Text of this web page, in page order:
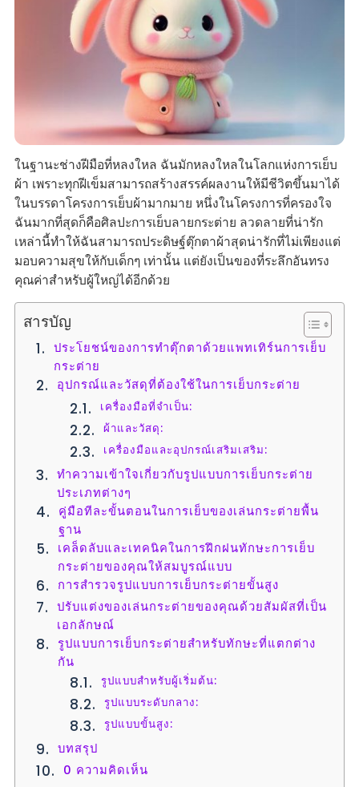
ในฐานะช่างฝีมือที่หลงใหล ฉันมักหลงใหลในโลกแห่งการเย็บ
ผ้า เพราะทุกฝีเข็มสามารถสร้างสรรค์ผลงานให้มีชีวิตขึ้นมาได้
ในบรรดาโครงการเย็บผ้ามากมาย หนึ่งในโครงการที่ครองใจ
ฉันมากที่สุดก็คือศิลปะการเย็บลายกระต่าย ลวดลายที่น่ารัก
เหล่านี้ทำให้ฉันสามารถประดิษฐ์ตุ๊กตาผ้าสุดน่ารักที่ไม่เพียงแต่
มอบความสุขให้กับเด็กๆ เท่านั้น แต่ยังเป็นของที่ระลึกอันทรง
คุณค่าสำหรับผู้ใหญ่ได้อีกด้วย
สารบัญ
ประโยชน์ของการทำตุ๊กตาด้วยแพทเทิร์นการเย็บ
กระต่าย
อุปกรณ์และวัสดุที่ต้องใช้ในการเย็บกระต่าย
เครื่องมือที่จำเป็น:
ผ้าและวัสดุ:
เครื่องมือและอุปกรณ์เสริมเสริม:
ทำความเข้าใจเกี่ยวกับรูปแบบการเย็บกระต่าย
ประเภทต่างๆ
คู่มือทีละขั้นตอนในการเย็บของเล่นกระต่ายพื้น
ฐาน
เคล็ดลับและเทคนิคในการฝึกฝนทักษะการเย็บ
กระต่ายของคุณให้สมบูรณ์แบบ
การสำรวจรูปแบบการเย็บกระต่ายขั้นสูง
ปรับแต่งของเล่นกระต่ายของคุณด้วยสัมผัสที่เป็น
เอกลักษณ์
รูปแบบการเย็บกระต่ายสำหรับทักษะที่แตกต่าง
กัน
รูปแบบสำหรับผู้เริ่มต้น:
รูปแบบระดับกลาง:
รูปแบบขั้นสูง:
บทสรุป
0 ความคิดเห็น